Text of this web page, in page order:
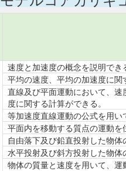
速度と加速度の概念を説明でき
平均の速度、平均の加速度に
直線及び平面運動において、
度に関する計算ができる。
等加速度直線運動の公式を用
平面内を移動する質点の運動
自由落下及び鉛直投射した物
水平投射及び斜方投射した物
物体の質量と速度を用いて、